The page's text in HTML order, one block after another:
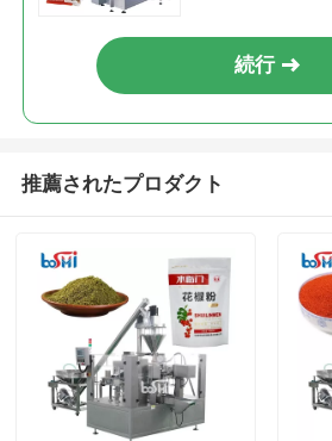
続行
推薦されたプロダクト